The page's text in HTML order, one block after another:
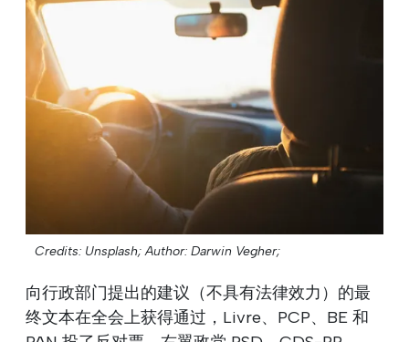
Credits: Unsplash; Author: Darwin Vegher;
向行政部门提出的建议（不具有法律效力）的最
终文本在全会上获得通过，Livre、PCP、BE 和